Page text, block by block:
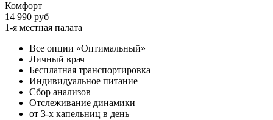
Комфорт
14 990 руб
1-я местная палата
Все опции «Оптимальный»
Личный врач
Бесплатная транспортировка
Индивидуальное питание
Сбор анализов
Отслеживание динамики
от 3-х капельниц в день